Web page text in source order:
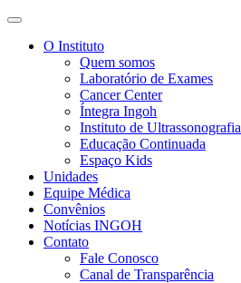
O Instituto
Quem somos
Laboratório de Exames
Cancer Center
Íntegra Ingoh
Instituto de Ultrassonografia
Educação Continuada
Espaço Kids
Unidades
Equipe Médica
Convênios
Notícias INGOH
Contato
Fale Conosco
Canal de Transparência